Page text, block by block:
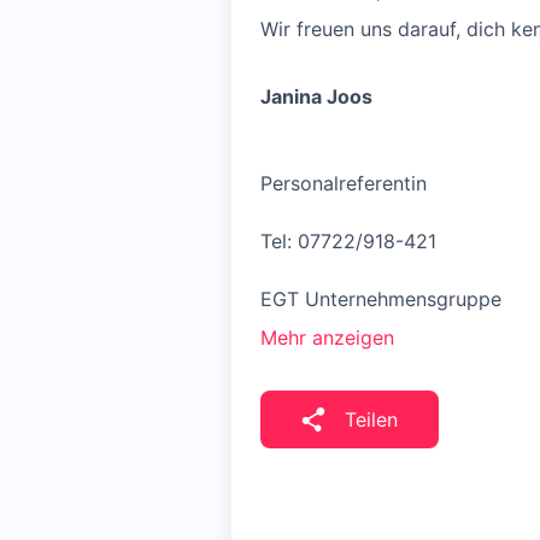
Wir freuen uns darauf, dich
Janina Joos
Personalreferentin
Tel: 07722/918-421
EGT Unternehmensgruppe
Mehr anzeigen
Teilen